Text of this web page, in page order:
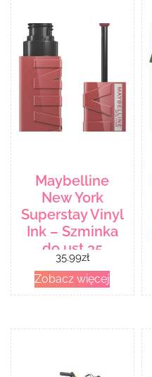
Maybelline
New York
Superstay Vinyl
Ink – Szminka
do ust 35
Cheeky
35.99zł
Zobacz więcej